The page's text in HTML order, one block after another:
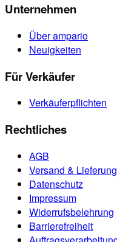
Unternehmen
Über ampario
Neuigkeiten
Für Verkäufer
Verkäuferpflichten
Rechtliches
AGB
Versand & Lieferung
Datenschutz
Impressum
Widerrufsbelehrung
Barrierefreiheit